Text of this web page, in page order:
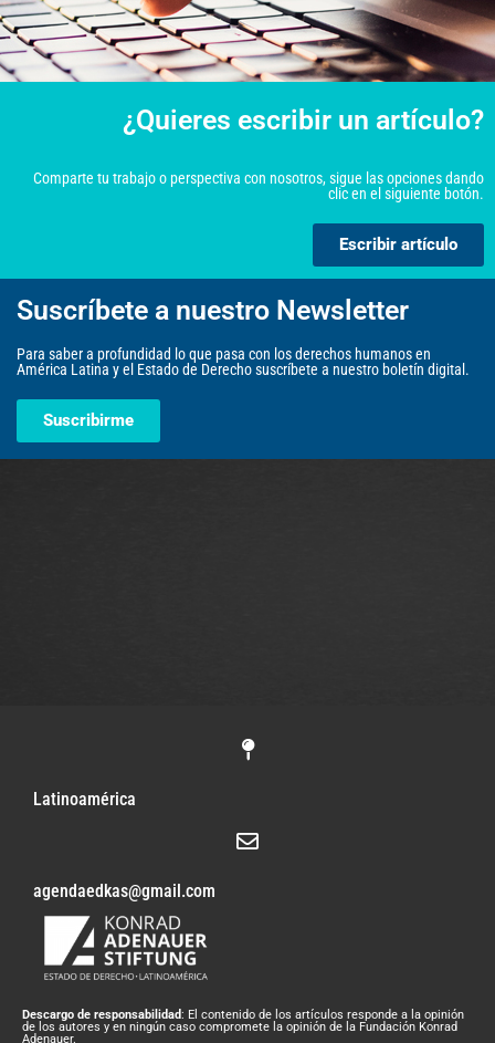
¿Quieres escribir un artículo?
Comparte tu trabajo o perspectiva con nosotros, sigue las opciones dando
clic en el siguiente botón.
Escribir artículo
Suscríbete a nuestro Newsletter
Para saber a profundidad lo que pasa con los derechos humanos en
América Latina y el Estado de Derecho suscríbete a nuestro boletín digital.
Suscribirme
Latinoamérica
agendaedkas@gmail.com
Descargo de responsabilidad: El contenido de los artículos responde a la opinión
de los autores y en ningún caso compromete la opinión de la Fundación Konrad
Adenauer.